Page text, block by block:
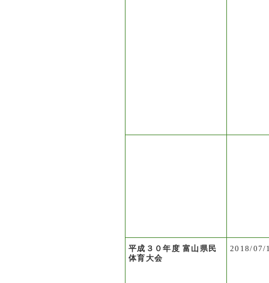
平成３０年度 富山県民
体育大会
2018/07/